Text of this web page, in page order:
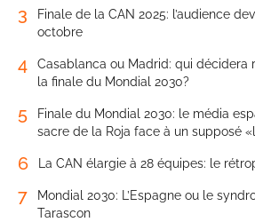
3
Finale de la CAN 2025: l’audience
octobre
4
Casablanca ou Madrid: qui décidera
la finale du Mondial 2030?
5
Finale du Mondial 2030: le média
sacre de la Roja face à un supposé
6 La CAN élargie à 28 équipes: le
7
Mondial 2030: L’Espagne ou le
Tarascon